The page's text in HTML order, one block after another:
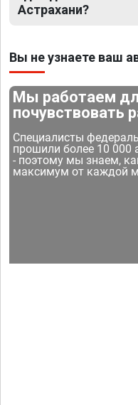
Астрахани?
Вы не узнаете ваш
Мы работаем
почувствовать
Специалисты
прошили более 10 000
- поэтому мы знаем,
максимум от каждой